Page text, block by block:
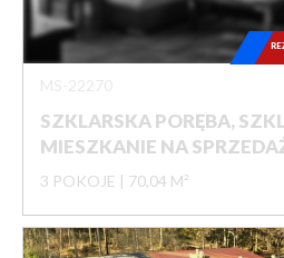
SZKLARSKA PORĘBA,
MIESZKANIE NA
3 POKOJE 70,04 M²